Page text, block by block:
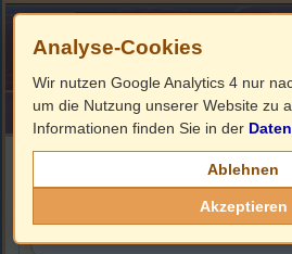
HOME ImpressumLinks
Juan Echanove
Analyse-Cookies
Wir nutzen Google Analytics 4 nur
um die Nutzung unserer Website zu
Informationen finden Sie in der
Ablehnen
Akzeptieren